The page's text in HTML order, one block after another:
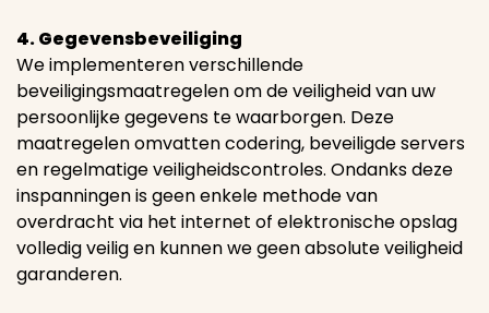
4. Gegevensbeveiliging
We implementeren verschillende
beveiligingsmaatregelen om de veiligheid van uw
persoonlijke gegevens te waarborgen. Deze
maatregelen omvatten codering, beveiligde servers
en regelmatige veiligheidscontroles. Ondanks deze
inspanningen is geen enkele methode van
overdracht via het internet of elektronische opslag
volledig veilig en kunnen we geen absolute veiligheid
garanderen.